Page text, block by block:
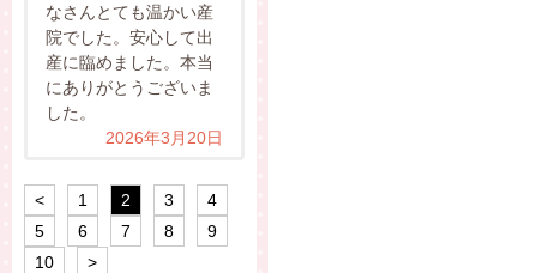
なさんとても温かい産
院でした。安心して出
産に臨めました。本当
にありがとうございま
した。
2026年3月20日
< 1 2 3
4
5
6 7 8
9
10
>